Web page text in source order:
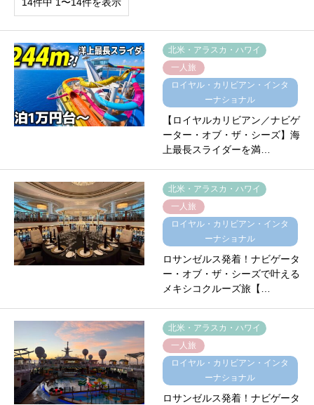
14件中 1〜14件を表示
北米・アラスカ・ハワイ
一人旅
ロイヤル・カリビアン・インタ
ーナショナル
【ロイヤルカリビアン／ナビゲ
ーター・オブ・ザ・シーズ】海
上最長スライダーを満…
北米・アラスカ・ハワイ
一人旅
ロイヤル・カリビアン・インタ
ーナショナル
ロサンゼルス発着！ナビゲータ
ー・オブ・ザ・シーズで叶える
メキシコクルーズ旅【…
北米・アラスカ・ハワイ
一人旅
ロイヤル・カリビアン・インタ
ーナショナル
ロサンゼルス発着！ナビゲータ